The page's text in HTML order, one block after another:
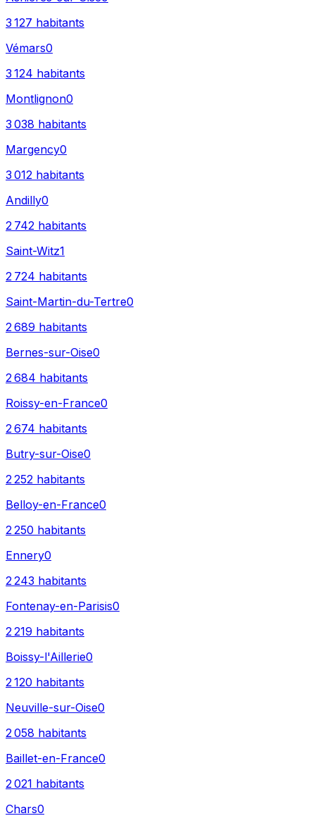
3 127 habitants
Vémars0
3 124 habitants
Montlignon0
3 038 habitants
Margency0
3 012 habitants
Andilly0
2 742 habitants
Saint-Witz1
2 724 habitants
Saint-Martin-du-Tertre0
2 689 habitants
Bernes-sur-Oise0
2 684 habitants
Roissy-en-France0
2 674 habitants
Butry-sur-Oise0
2 252 habitants
Belloy-en-France0
2 250 habitants
Ennery0
2 243 habitants
Fontenay-en-Parisis0
2 219 habitants
Boissy-l'Aillerie0
2 120 habitants
Neuville-sur-Oise0
2 058 habitants
Baillet-en-France0
2 021 habitants
Chars0